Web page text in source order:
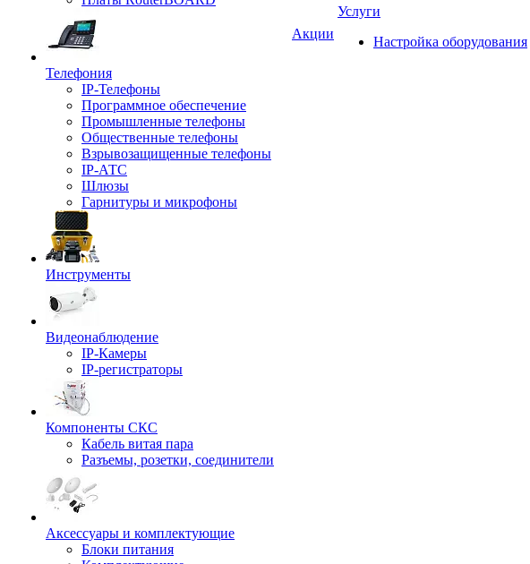
Телефония
IP-Телефоны
Программное обеспечение
Промышленные телефоны
Общественные телефоны
Взрывозащищенные телефоны
IP-АТС
Шлюзы
Гарнитуры и микрофоны
Инструменты
Видеонаблюдение
IP-Камеры
IP-регистраторы
Компоненты СКС
Кабель витая пара
Разъемы, розетки, соединители
Аксессуары и комплектующие
Блоки питания
Акции
Услуги
Настройка оборудования